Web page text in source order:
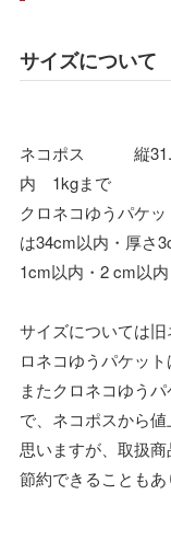
サイズについて
ネコポス 縦31.2
内 1kgまで
クロネコゆうパケ
は34cm以内・厚さ
1cm以内・2 cm以
サイズについては
ロネコゆうパケッ
またクロネコゆう
で、ネコポスから
思いますが、取扱
節約できることもあ